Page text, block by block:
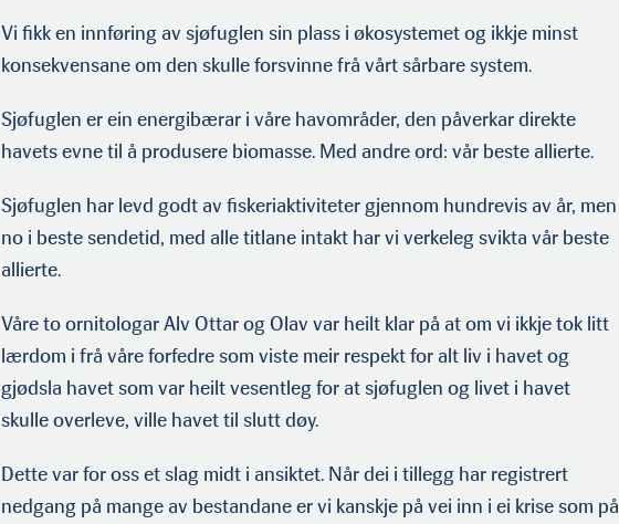
Vi fikk en innføring av sjøfuglen sin plass i økosystemet og ikkje minst
konsekvensane om den skulle forsvinne frå vårt sårbare system.
Sjøfuglen er ein energibærar i våre havområder, den påverkar direkte
havets evne til å produsere biomasse. Med andre ord: vår beste allierte.
Sjøfuglen har levd godt av fiskeriaktiviteter gjennom hundrevis av år, men
no i beste sendetid, med alle titlane intakt har vi verkeleg svikta vår beste
allierte.
Våre to ornitologar Alv Ottar og Olav var heilt klar på at om vi ikkje tok litt
lærdom i frå våre forfedre som viste meir respekt for alt liv i havet og
gjødsla havet som var heilt vesentleg for at sjøfuglen og livet i havet
skulle overleve, ville havet til slutt døy.
Dette var for oss et slag midt i ansiktet. Når dei i tillegg har registrert
nedgang på mange av bestandane er vi kanskje på vei inn i ei krise som på